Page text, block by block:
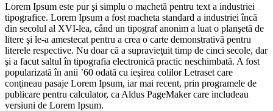
Lorem Ipsum este pur şi simplu o machetă pentru text a industriei
tipografice. Lorem Ipsum a fost macheta standard a industriei încă
din secolul al XVI-lea, când un tipograf anonim a luat o planşetă de
litere şi le-a amestecat pentru a crea o carte demonstrativă pentru
literele respective. Nu doar că a supravieţuit timp de cinci secole, dar
şi a facut saltul în tipografia electronică practic neschimbată. A fost
popularizată în anii ’60 odată cu ieşirea colilor Letraset care
conţineau pasaje Lorem Ipsum, iar mai recent, prin programele de
publicare pentru calculator, ca Aldus PageMaker care includeau
versiuni de Lorem Ipsum.